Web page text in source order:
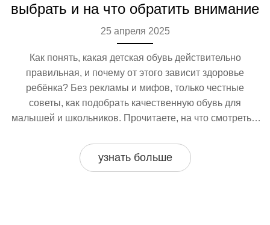
выбрать и на что обратить внимание
25 апреля 2025
Как понять, какая детская обувь действительно
правильная, и почему от этого зависит здоровье
ребёнка? Без рекламы и мифов, только честные
советы, как подобрать качественную обувь для
малышей и школьников. Прочитаете, на что смотреть в
подошва. Поделюсь реальными лайфхаками и правдой
о супинаторах, мембранах и новомодных трендах.
узнать больше